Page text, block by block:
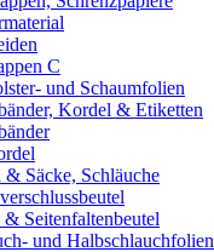
C
und Schaumfolien
Kordel & Etiketten
& Säcke, Schläuche
& Seitenfaltenbeutel
und Halbschlauchfolien